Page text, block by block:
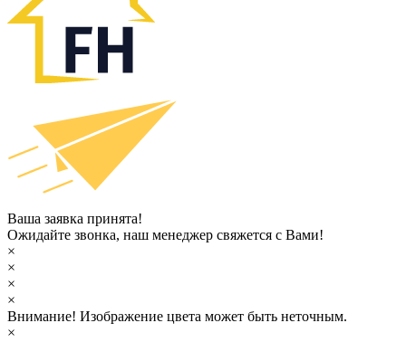
Ваша заявка принята!
Ожидайте звонка, наш менеджер свяжется с Вами!
×
×
×
×
Внимание! Изображение цвета может быть неточным.
×